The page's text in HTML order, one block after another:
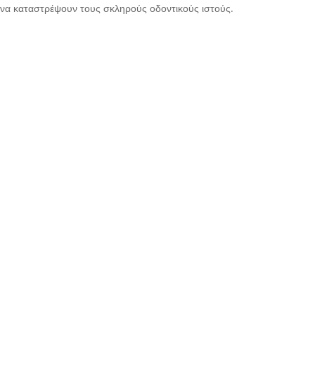
να καταστρέψουν τους σκληρούς οδοντικούς ιστούς.